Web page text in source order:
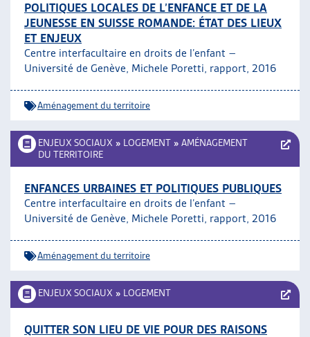
POLITIQUES LOCALES DE L’ENFANCE ET DE LA
JEUNESSE EN SUISSE ROMANDE: ÉTAT DES LIEUX
ET ENJEUX
Centre interfacultaire en droits de l’enfant –
Université de Genève, Michele Poretti, rapport, 2016
Aménagement du territoire
ENJEUX SOCIAUX » LOGEMENT » AMÉNAGEMENT
DU TERRITOIRE
ENFANCES URBAINES ET POLITIQUES PUBLIQUES
Centre interfacultaire en droits de l’enfant –
Université de Genève, Michele Poretti, rapport, 2016
Aménagement du territoire
ENJEUX SOCIAUX » LOGEMENT
QUITTER SON LIEU DE VIE POUR DES RAISONS